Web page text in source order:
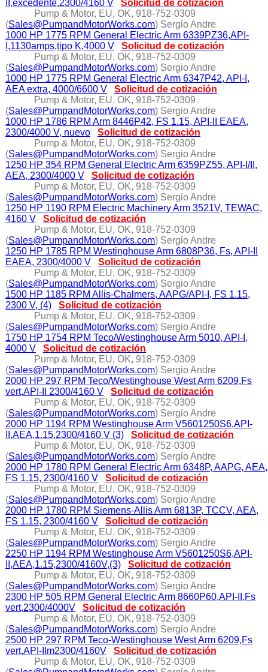
II,excedente,2300/4160 V
Solicitud de cotización
Pump & Motor, EU, OK, 918-752-0309
(Sales@PumpandMotorWorks.com) Sergio Andre
1000 HP 1775 RPM General Electric Arm 6339PZ36,API-
I,1130amps,tipo K,4000 V
Solicitud de cotización
Pump & Motor, EU, OK, 918-752-0309
(Sales@PumpandMotorWorks.com) Sergio Andre
1000 HP 1775 RPM General Electric Arm 6347P42, API-I,
AEA extra, 4000/6600 V
Solicitud de cotización
Pump & Motor, EU, OK, 918-752-0309
(Sales@PumpandMotorWorks.com) Sergio Andre
1000 HP 1786 RPM Arm 8446P42, FS 1.15, API-II EAEA,
2300/4000 V, nuevo
Solicitud de cotización
Pump & Motor, EU, OK, 918-752-0309
(Sales@PumpandMotorWorks.com) Sergio Andre
1250 HP 354 RPM General Electric Arm 6359PZ55, API-I/II,
AEA, 2300/4000 V
Solicitud de cotización
Pump & Motor, EU, OK, 918-752-0309
(Sales@PumpandMotorWorks.com) Sergio Andre
1250 HP 1190 RPM Electric Machinery Arm 3521V, TEWAC,
4160 V
Solicitud de cotización
Pump & Motor, EU, OK, 918-752-0309
(Sales@PumpandMotorWorks.com) Sergio Andre
1250 HP 1785 RPM Westinghouse Arm 6808P36, Fs, API-II
EAEA, 2300/4000 V
Solicitud de cotización
Pump & Motor, EU, OK, 918-752-0309
(Sales@PumpandMotorWorks.com) Sergio Andre
1500 HP 1185 RPM Allis-Chalmers, AAPG/API-I, FS 1.15,
2300 V, (4)
Solicitud de cotización
Pump & Motor, EU, OK, 918-752-0309
(Sales@PumpandMotorWorks.com) Sergio Andre
1750 HP 1754 RPM Teco/Westinghouse Arm 5010, API-I,
4000 V
Solicitud de cotización
Pump & Motor, EU, OK, 918-752-0309
(Sales@PumpandMotorWorks.com) Sergio Andre
2000 HP 297 RPM Teco/Westinghouse West Arm 6209,Fs
vert,API-II 2300/4160 V
Solicitud de cotización
Pump & Motor, EU, OK, 918-752-0309
(Sales@PumpandMotorWorks.com) Sergio Andre
2000 HP 1194 RPM Westinghouse Arm V5601250S6,API-
II,AEA,1.15,2300/4160 V (3)
Solicitud de cotización
Pump & Motor, EU, OK, 918-752-0309
(Sales@PumpandMotorWorks.com) Sergio Andre
2000 HP 1780 RPM General Electric Arm 6348P, AAPG, AEA,
FS 1.15, 2300/4160 V
Solicitud de cotización
Pump & Motor, EU, OK, 918-752-0309
(Sales@PumpandMotorWorks.com) Sergio Andre
2000 HP 1780 RPM Siemens-Allis Arm 6813P, TCCV, AEA,
FS 1.15, 2300/4160 V
Solicitud de cotización
Pump & Motor, EU, OK, 918-752-0309
(Sales@PumpandMotorWorks.com) Sergio Andre
2250 HP 1194 RPM Westinghouse Arm V5601250S6,API-
II,AEA,1.15,2300/4160V,(3)
Solicitud de cotización
Pump & Motor, EU, OK, 918-752-0309
(Sales@PumpandMotorWorks.com) Sergio Andre
2300 HP 505 RPM General Electric Arm 8660P60,API-II,Fs
vert,2300/4000V
Solicitud de cotización
Pump & Motor, EU, OK, 918-752-0309
(Sales@PumpandMotorWorks.com) Sergio Andre
2500 HP 297 RPM Teco-Westinghouse West Arm 6209,Fs
vert,API-IIm2300/4160V
Solicitud de cotización
Pump & Motor, EU, OK, 918-752-0309